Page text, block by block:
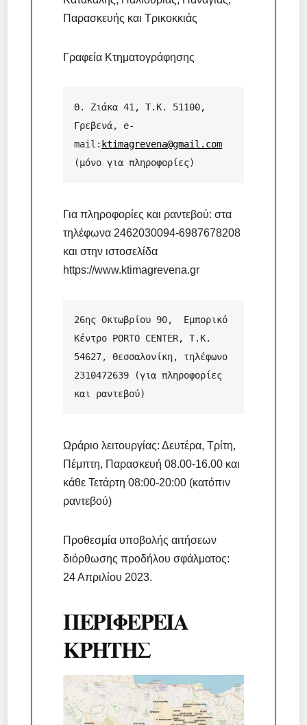
Παρασκευής και Τρικοκκιάς
Γραφεία Κτηματογράφησης
Θ. Ζιάκα 41, Τ.Κ. 51100,
Γρεβενά, e-
mail: ktimagrevena@gmail.com
(μόνο για πληροφορίες)
Για πληροφορίες και ραντεβού: στα
τηλέφωνα 2462030094-6987678208
και στην ιστοσελίδα
https://www.ktimagrevena.gr
26ης Οκτωβρίου 90,  Εμπορικό
Κέντρο PORTO CENTER, Τ.Κ.
54627, Θεσσαλονίκη, τηλέφωνο
2310472639 (για πληροφορίες
και ραντεβού)
Ωράριο λειτουργίας: Δευτέρα, Τρίτη,
Πέμπτη, Παρασκευή 08.00-16.00 και
κάθε Τετάρτη 08:00-20:00 (κατόπιν
ραντεβού)
Προθεσμία υποβολής αιτήσεων
διόρθωσης προδήλου σφάλματος:
24 Απριλίου 2023.
ΠΕΡΙΦΕΡΕΙΑ
ΚΡΗΤΗΣ